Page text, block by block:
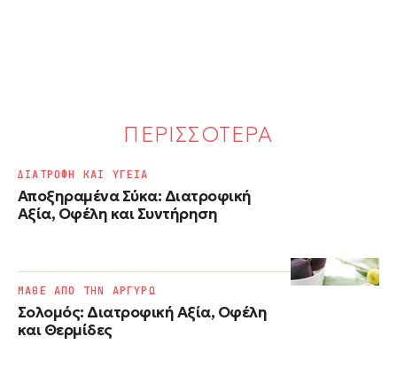
ΠΕΡΙΣΣΟΤΕΡΑ
Αποξηραμένα Σύκα: Διατροφική
Αξία, Οφέλη και Συντήρηση
ΔΙΑΤΡΟΦΗ ΚΑΙ ΥΓΕΙΑ
Σολομός: Διατροφική Αξία, Οφέλη
και Θερμίδες
ΜΑΘΕ ΑΠΟ ΤΗΝ ΑΡΓΥΡΩ